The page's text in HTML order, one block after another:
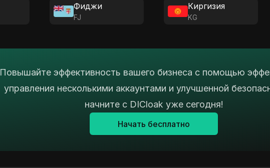
Фиджи
FJ
Киргизия
KG
Повышайте эффективность вашего бизнеса с помощью
управления несколькими аккаунтами и улучшенной
начните с DICloak уже сегодня!
Начать бесплатно